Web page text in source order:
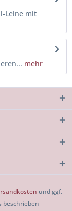
Leine mit
mehr
und ggf.
beschrieben